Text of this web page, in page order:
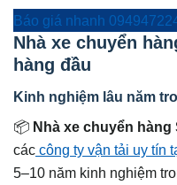
Báo giá nhanh
Nhà xe chuyển
hàng đầu
Kinh nghiệm lâu năm
📦 Nhà xe chuyển hàng
các công ty vận tải uy tín
5–10 năm kinh nghiệm